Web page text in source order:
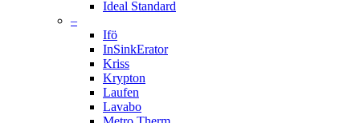
Ideal Standard
–
Ifö
InSinkErator
Kriss
Krypton
Laufen
Lavabo